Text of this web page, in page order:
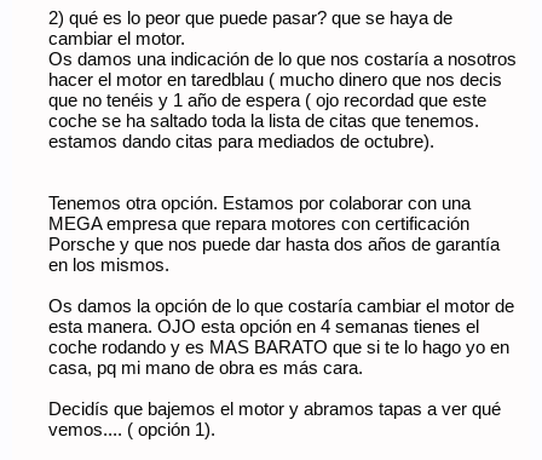
2) qué es lo peor que puede pasar? que se haya de
cambiar el motor.
Os damos una indicación de lo que nos costaría a nosotros
hacer el motor en taredblau ( mucho dinero que nos decis
que no tenéis y 1 año de espera ( ojo recordad que este
coche se ha saltado toda la lista de citas que tenemos.
estamos dando citas para mediados de octubre).
Tenemos otra opción. Estamos por colaborar con una
MEGA empresa que repara motores con certificación
Porsche y que nos puede dar hasta dos años de garantía
en los mismos.
Os damos la opción de lo que costaría cambiar el motor de
esta manera. OJO esta opción en 4 semanas tienes el
coche rodando y es MAS BARATO que si te lo hago yo en
casa, pq mi mano de obra es más cara.
Decidís que bajemos el motor y abramos tapas a ver qué
vemos.... ( opción 1).